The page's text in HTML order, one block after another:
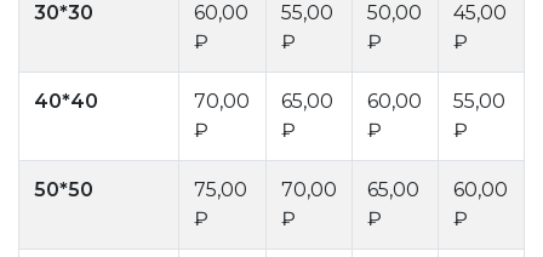
30*30
60,00
₽
55,00
₽
50,00
₽
45,00
₽
40*40
70,00
₽
65,00
₽
60,00
₽
55,00
₽
50*50
75,00
₽
70,00
₽
65,00
₽
60,00
₽